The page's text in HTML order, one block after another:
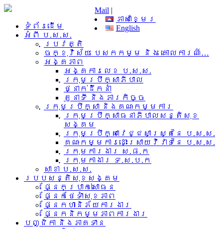
Mail |
ភាសាខ្មែរ
English
ទំព័រដើម
អំពី​ ប.ស.ស.
ប្រវត្តិ
ចក្ខុវិស័យ បេសកកម្ម និង គោលការណ៍…
អង្គភាព
អង្គការលេខ ប.ស.ស.
ក្រុមប្រឹក្សាភិបាល
ថ្នាក់ដឹកនាំ
តួនាទី និងភារកិច្ច
ក្រុមប្រឹក្សា និងគណៈកម្មការ
ក្រុមប្រឹក្សាធនាភិបាលសន្តិសុខ
សង្គម
ក្រុមប្រឹក្សាវេជ្ជសាស្រ្តនៃ ប.ស.ស.
គណៈកម្មការដោះស្រាយវិវាទនៃ ប.ស.ស.
ក្រុមការងារ​ ស.ផ.ក
ក្រុមកាងារ ទ.ស.ប.ក
សាខា ប.ស.ស.
របបសន្តិសុខសង្គម
ផ្នែកប្រាក់សោធន
ផ្នែកថែទាំសុខភាព
ផ្នែកហានិភ័យការងារ
ផ្នែកនិកម្មភាពការងារ
បញ្ជិកា និងភាគទាន